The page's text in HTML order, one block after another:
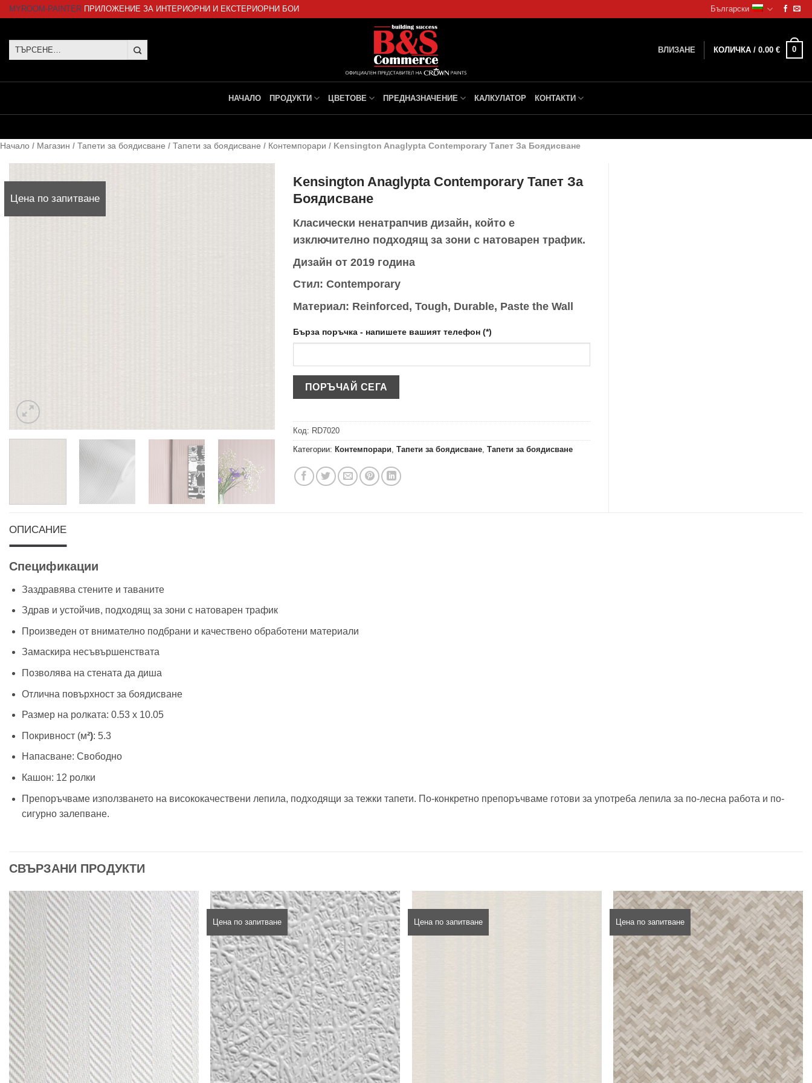
SkipMYROOM-PAINTER ПРИЛОЖЕНИЕ ЗА ИНТЕРИОРНИ И ЕКСТЕРИОРНИ БОИ Български
Търсене
ВЛИЗАНЕ КОЛИЧКА / 0.00 € 0
НАЧАЛО ПРОДУКТИ ЦВЕТОВЕ ПРЕДНАЗНАЧЕНИЕ КАЛКУЛАТОР КОНТАКТИ
Начало / Магазин / Тапети за боядисване / Тапети за боядисване / Контемпорари / Kensington Anaglypta Contemporary Тапет За Боядисване
Цена по запитване
Kensington Anaglypta Contemporary Тапет За
Боядисване
Класически ненатрапчив дизайн, който е
изключително подходящ за зони с натоварен трафик.
Дизайн от 2019 година
Стил: Contemporary
Материал: Reinforced, Tough, Durable, Paste the Wall
Бърза поръчка - напишете вашият телефон (*)
Код: RD7020
Категории:Контемпорари ,Тапети за боядисване ,Тапети за боядисване
ОПИСАНИЕ
Спецификации
Заздравява стените и таваните
Здрав и устойчив, подходящ за зони с натоварен трафик
Произведен от внимателно подбрани и качествено обработени материали
Замаскира несъвършенствата
Позволява на стената да диша
Отлична повърхност за боядисване
Размер на ролката: 0.53 х 10.05
Покривност (м²): 5.3
Напасване: Свободно
Кашон: 12 ролки
Препоръчваме използването на висококачествени лепила, подходящи за тежки тапети. По-конкретно препоръчваме готови за употреба лепила за по-лесна работа и по-
сигурно залепване.
СВЪРЗАНИ ПРОДУКТИ
Цена по запитване Цена по запитване Цена по запитване